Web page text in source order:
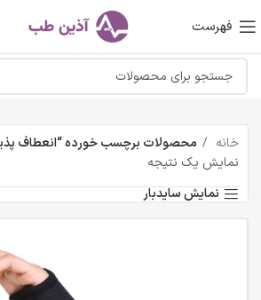
فهرست
خانه
محصولات برچسب خورده “انعطاف
نمایش یک نتیجه
نمایش سایدبار